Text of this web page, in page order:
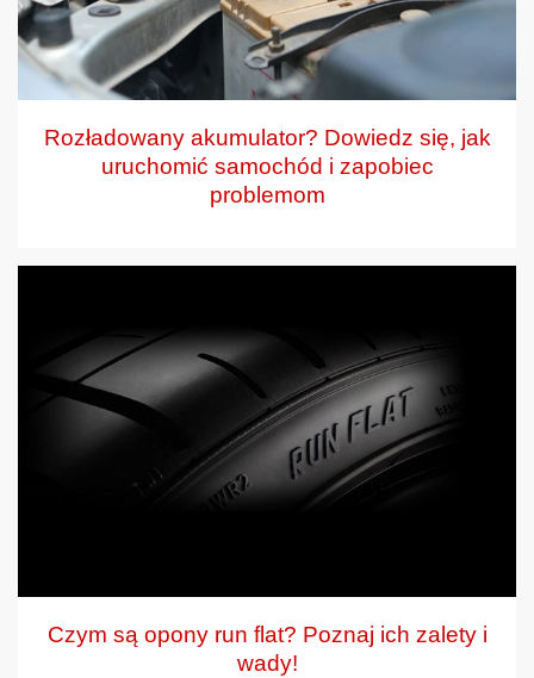
Rozładowany akumulator? Dowiedz się, jak
uruchomić samochód i zapobiec
problemom
Czym są opony run flat? Poznaj ich zalety i
wady!